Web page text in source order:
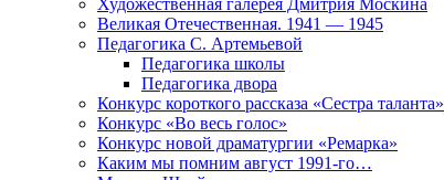
Великая Отечественная. 1941 — 1945
Педагогика С. Артемьевой
Педагогика школы
Педагогика двора
Конкурс короткого рассказа «Сестра таланта»
Конкурс «Во весь голос»
Конкурс новой драматургии «Ремарка»
Каким мы помним август 1991-го…